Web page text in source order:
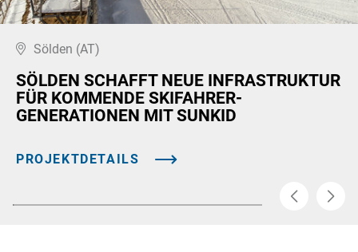
Sölden (AT)
SÖLDEN SCHAFFT NEUE INFRASTRUKTUR
FÜR KOMMENDE SKIFAHRER-
GENERATIONEN MIT SUNKID
PROJEKTDETAILS